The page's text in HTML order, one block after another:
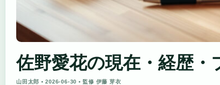
佐野愛花の現在・経歴
山田太郎 • 2026-06-30 • 監修 伊藤 芽衣